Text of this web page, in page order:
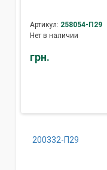
Артикул: 258054-П29
Нет в наличии
грн.
200332-П29